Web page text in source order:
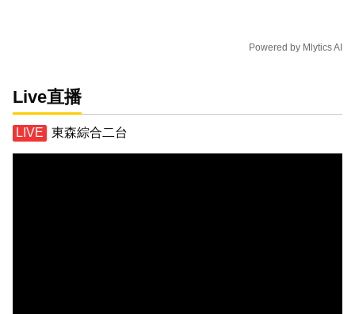
Powered by Mlytics AI
Live直播
東森綜合二台